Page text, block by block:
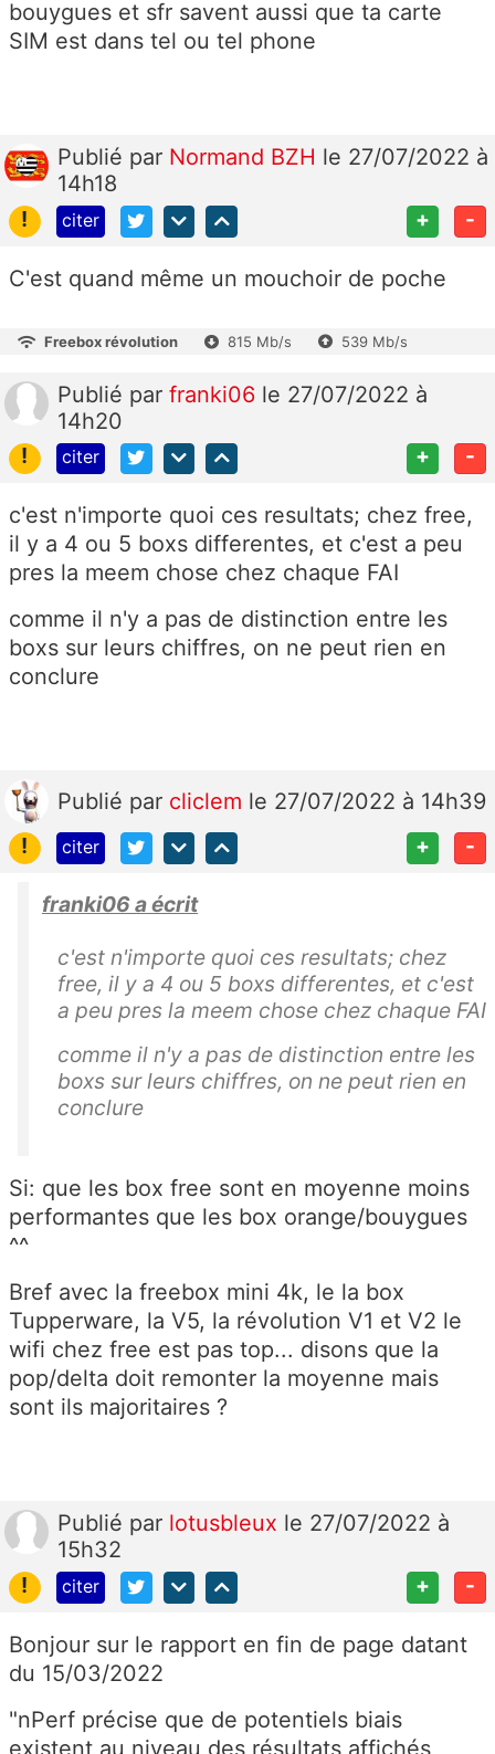
bouygues et sfr savent aussi que ta carte
SIM est dans tel ou tel phone
Publié par Normand BZH le 27/07/2022 à
14h18
!
citer + -
C'est quand même un mouchoir de poche
Freebox révolution 815 Mb/s 539 Mb/s
Publié par franki06 le 27/07/2022 à
14h20
!
citer + -
c'est n'importe quoi ces resultats; chez free,
il y a 4 ou 5 boxs differentes, et c'est a peu
pres la meem chose chez chaque FAI
comme il n'y a pas de distinction entre les
boxs sur leurs chiffres, on ne peut rien en
conclure
Publié par cliclem le 27/07/2022 à 14h39
!
citer + -
franki06 a écrit
c'est n'importe quoi ces resultats; chez
free, il y a 4 ou 5 boxs differentes, et c'est
a peu pres la meem chose chez chaque FAI
comme il n'y a pas de distinction entre les
boxs sur leurs chiffres, on ne peut rien en
conclure
Si: que les box free sont en moyenne moins
performantes que les box orange/bouygues
^^
Bref avec la freebox mini 4k, le la box
Tupperware, la V5, la révolution V1 et V2 le
wifi chez free est pas top... disons que la
pop/delta doit remonter la moyenne mais
sont ils majoritaires ?
Publié par lotusbleux le 27/07/2022 à
15h32
!
citer + -
Bonjour sur le rapport en fin de page datant
du 15/03/2022
"nPerf précise que de potentiels biais
existent au niveau des résultats affichés